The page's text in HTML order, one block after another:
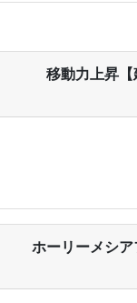
移動力上昇【
ホーリーメシ